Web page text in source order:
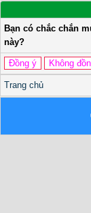
Bạn có chắc chắn
này?
Trang chủ